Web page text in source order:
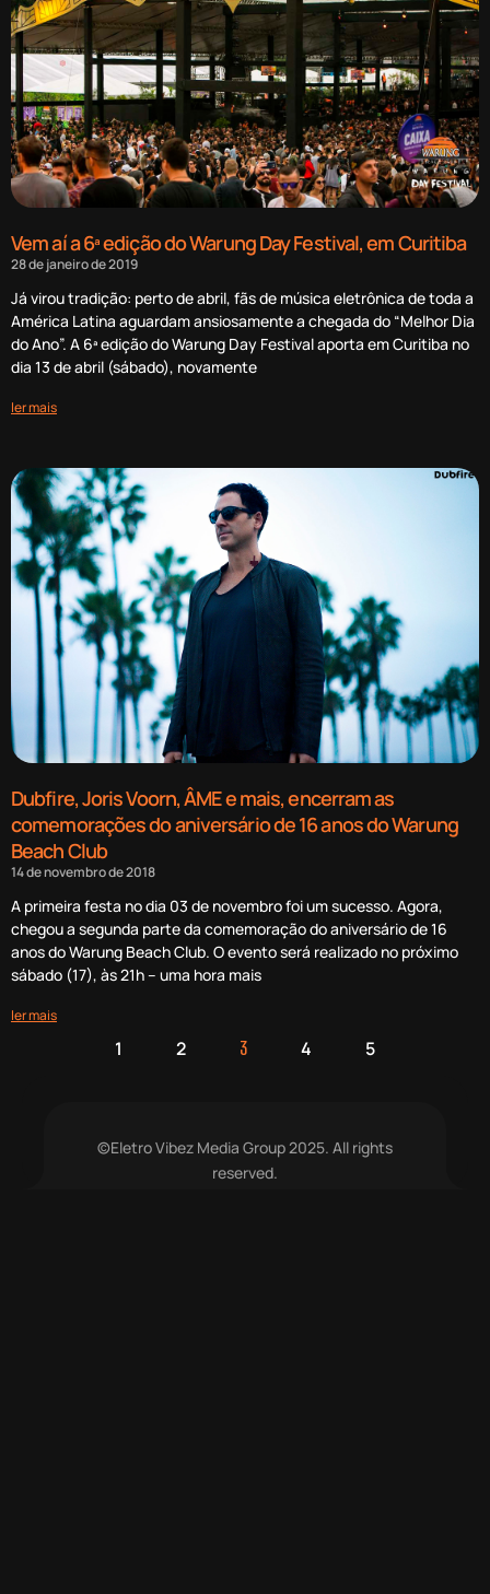
Vem aí a 6ª edição do Warung Day Festival, em Curitiba
28 de janeiro de 2019
Já virou tradição: perto de abril, fãs de música eletrônica de toda a
América Latina aguardam ansiosamente a chegada do “Melhor Dia
do Ano”. A 6ª edição do Warung Day Festival aporta em Curitiba no
dia 13 de abril (sábado), novamente
ler mais
Dubfire, Joris Voorn, ÂME e mais, encerram as
comemorações do aniversário de 16 anos do Warung
Beach Club
14 de novembro de 2018
A primeira festa no dia 03 de novembro foi um sucesso. Agora,
chegou a segunda parte da comemoração do aniversário de 16
anos do Warung Beach Club. O evento será realizado no próximo
sábado (17), às 21h – uma hora mais
ler mais
1 2 3 4 5
©Eletro Vibez Media Group 2025. All rights
reserved.